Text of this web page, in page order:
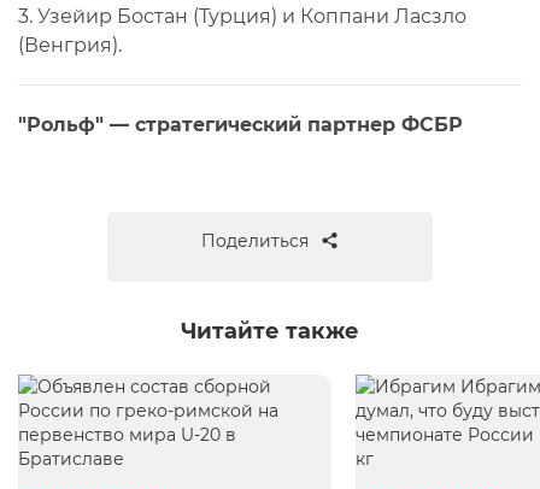
3. Узейир Бостан (Турция) и Коппани Ласзло
(Венгрия).
"Рольф" — стратегический партнер ФСБР
Поделиться
Читайте также